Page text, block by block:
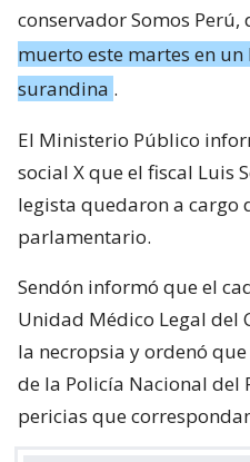
conservador Somos Perú,
muerto este martes en
surandina .
El Ministerio Público
social X que el fiscal Luis
legista quedaron a cargo
parlamentario.
Sendón informó que el
Unidad Médico Legal del
la necropsia y ordenó
de la Policía Nacional del
pericias que